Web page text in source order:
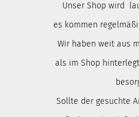
Unser Shop wird
es kommen
Wir haben weit aus
als im Shop
Sollte der gesuchte